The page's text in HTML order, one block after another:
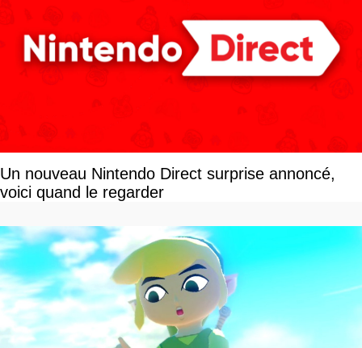
Un nouveau Nintendo Direct surprise annoncé,
voici quand le regarder